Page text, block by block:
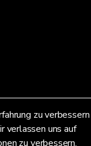
zu verbessern
verlassen uns auf
zu verbessern.